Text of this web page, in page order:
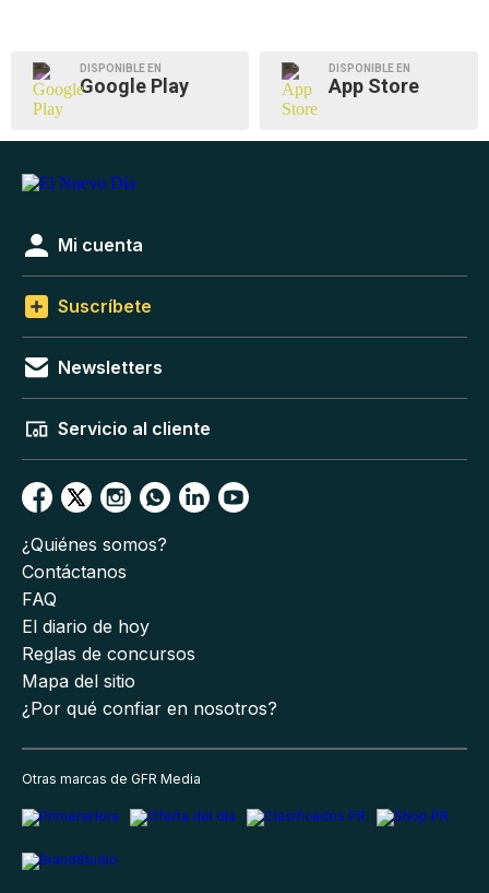
DISPONIBLE EN
Google Play
DISPONIBLE EN
App Store
Mi cuenta
Suscríbete
Newsletters
Servicio al cliente
¿Quiénes somos?
Contáctanos
FAQ
El diario de hoy
Reglas de concursos
Mapa del sitio
¿Por qué confiar en nosotros?
Otras marcas de GFR Media